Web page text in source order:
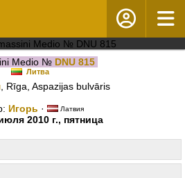
Medio № DNU 815
Литва
, Rīga, Aspazijas bulvāris
Игорь · Латвия
2010 г., пятница